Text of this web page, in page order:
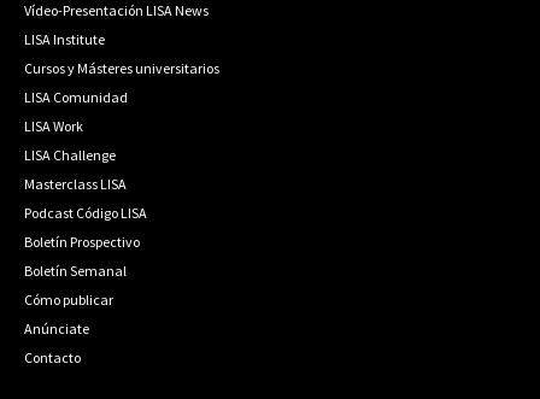
Vídeo-Presentación LISA News
LISA Institute
Cursos y Másteres universitarios
LISA Comunidad
LISA Work
LISA Challenge
Masterclass LISA
Podcast Código LISA
Boletín Prospectivo
Boletín Semanal
Cómo publicar
Anúnciate
Contacto